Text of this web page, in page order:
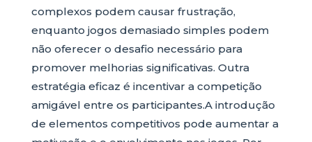
complexos podem causar frustração,
enquanto jogos demasiado simples podem
não oferecer o desafio necessário para
promover melhorias significativas. Outra
estratégia eficaz é incentivar a competição
amigável entre os participantes.A introdução
de elementos competitivos pode aumentar a